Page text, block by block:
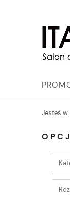
Jesteś w: